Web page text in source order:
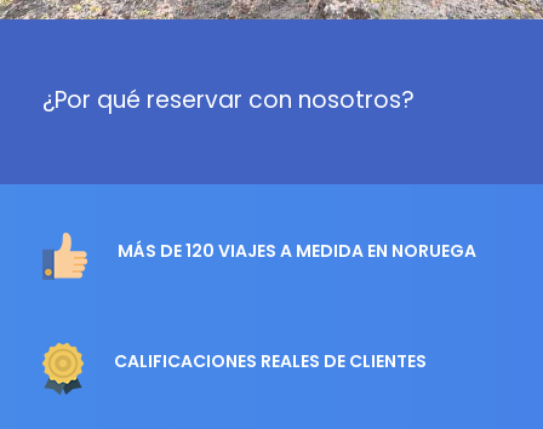
¿Por qué reservar con nosotros?
MÁS DE 120 VIAJES A MEDIDA EN NORUEGA
CALIFICACIONES REALES DE CLIENTES